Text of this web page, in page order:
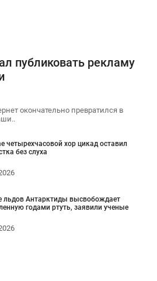
публиковать рекламу
окончательно превратился в
четырехчасовой хор цикад оставил
без слуха
льдов Антарктиды высвобождает
годами ртуть, заявили ученые